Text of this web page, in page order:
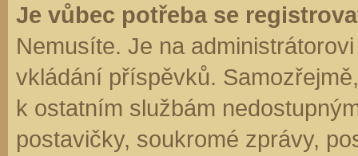
Je vůbec potřeba se
Nemusíte. Je na
vkládání příspěvků.
k ostatním službám
postavičky, soukromé zprávy,